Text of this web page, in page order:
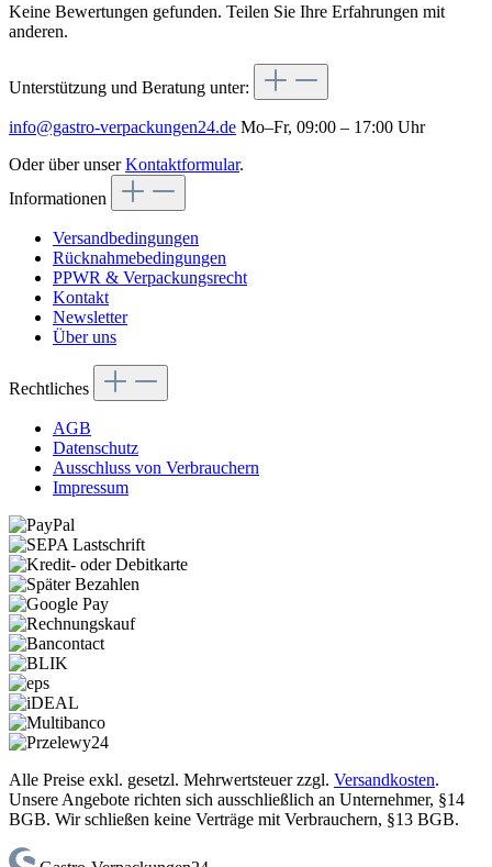
Keine Bewertungen gefunden. Teilen Sie Ihre Erfahrungen mit
anderen.
Unterstützung und Beratung unter:
info@gastro-verpackungen24.de Mo–Fr, 09:00 – 17:00 Uhr
Oder über unserKontaktformular.
Informationen
Versandbedingungen
Rücknahmebedingungen
PPWR & Verpackungsrecht
Kontakt
Newsletter
Über uns
Rechtliches
AGB
Datenschutz
Ausschluss von Verbrauchern
Impressum
Alle Preise exkl. gesetzl. Mehrwertsteuer zzgl. Versandkosten.
Unsere Angebote richten sich ausschließlich an Unternehmer, §14
BGB. Wir schließen keine Verträge mit Verbrauchern, §13 BGB.